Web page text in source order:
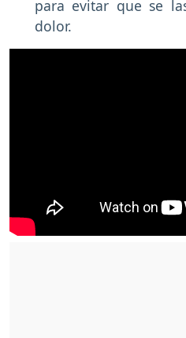
para evitar que se
dolor.